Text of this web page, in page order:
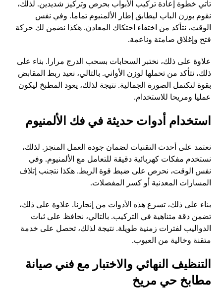
تأتي خطوة إعادة تركيب الأبواب بحرص وتركيز شديدين. لذلك،
نقوم بوزن الباب ليطابق إطار الألمنيوم تماما. وفي نفس
الوقت، نتأكد من اختفاء احتكاك المعادن. هكذا نضمن لك حركة
فتح وإغلاق صامتة وناعمة.
علاوة على ذلك، نختبر السحابات بسحب الدرج مرارا. بناء على
ذلك، نتأكد من تحملها لوزن الأواني. بالتالي، نعيد ربط المقابض
بقوة لتكتمل الصورة الجمالية. نتيجة لذلك، يعود المطبخ ليكون
عمليا ومريحا للاستخدام.
استخدام أدوات حديثة في فك الألمنيوم
نعتمد على أحدث التقنيات لضمان جودة العمل المنجز. لذلك،
نستخدم مفكات كهربائية دقيقة للتعامل مع الألمنيوم. وفي
نفس الوقت، نحرص على ضبط قوة الربط. هكذا نتجنب إتلاف
المسارات المعدنية أو كسر المفصلات.
بناء على ذلك، تسرع هذه الأدوات من إنجازنا. علاوة على ذلك،
تضمن دقة متناهية في التركيب. بالتالي، نحافظ على ثبات
الدواليب لفترات زمنية طويلة. نتيجة لذلك، تحصل على خدمة
متقنة وخالية من العيوب.
التنظيف النهائي والاختبار مع فني صيانة
مطابخ حي مريخ